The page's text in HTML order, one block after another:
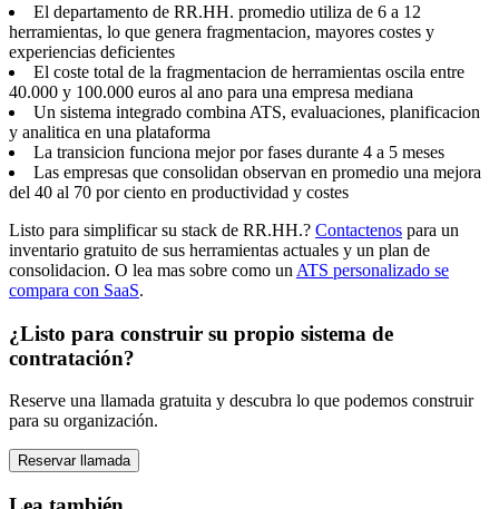
El departamento de RR.HH. promedio utiliza de 6 a 12
herramientas, lo que genera fragmentacion, mayores costes y
experiencias deficientes
El coste total de la fragmentacion de herramientas oscila entre
40.000 y 100.000 euros al ano para una empresa mediana
Un sistema integrado combina ATS, evaluaciones, planificacion
y analitica en una plataforma
La transicion funciona mejor por fases durante 4 a 5 meses
Las empresas que consolidan observan en promedio una mejora
del 40 al 70 por ciento en productividad y costes
Listo para simplificar su stack de RR.HH.? Contactenos para un
inventario gratuito de sus herramientas actuales y un plan de
consolidacion. O lea mas sobre como un ATS personalizado se
compara con SaaS.
¿Listo para construir su propio sistema de
contratación?
Reserve una llamada gratuita y descubra lo que podemos construir
para su organización.
Reservar llamada